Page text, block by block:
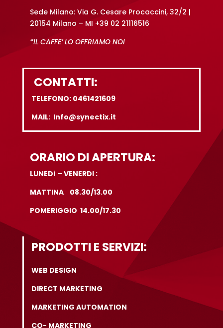
Sede Milano: Via G. Cesare Procaccini, 32/2 |
20154 Milano – MI +39 02 21116516
*IL CAFFE’ LO OFFRIAMO NOI
CONTATTI:
TELEFONO: 0461421609
MAIL: Info@synectix.it
ORARIO DI APERTURA:
LUNEDì – VENERDI :
MATTINA 08.30/13.00
POMERIGGIO 14.00/17.30
PRODOTTI E SERVIZI:
WEB DESIGN
DIRECT MARKETING
MARKETING AUTOMATION
CO- MARKETING